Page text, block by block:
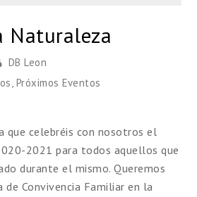
Naturaleza
DB Leon
, Próximos Eventos
que celebréis con nosotros el
2021 para todos aquellos que
durante el mismo. Queremos
Convivencia Familiar en la